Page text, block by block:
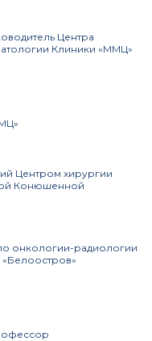
Центра
Клиники «ММЦ»
Центром хирургии
Конюшенной
онкологии-радиологии